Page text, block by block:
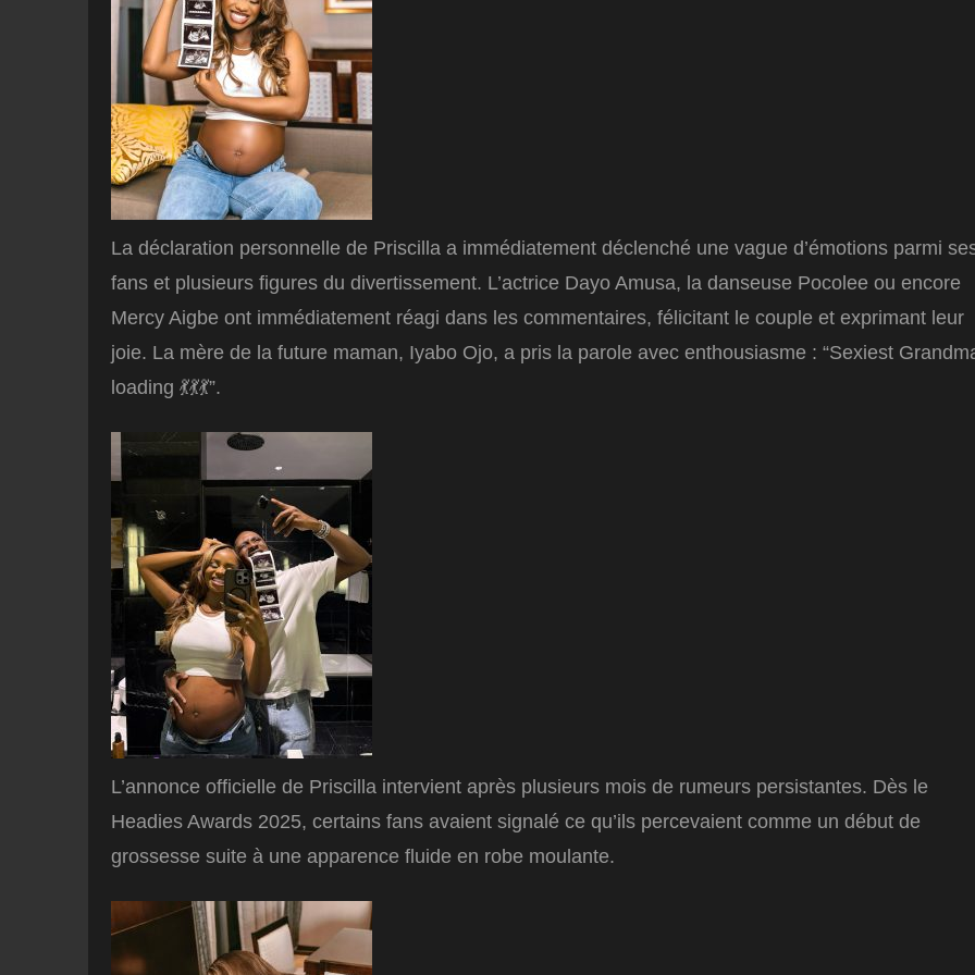
La déclaration personnelle de Priscilla a immédiatement déclenché une vague d’émotions parmi
fans et plusieurs figures du divertissement. L’actrice Dayo Amusa, la danseuse Pocolee ou encore
Mercy Aigbe ont immédiatement réagi dans les commentaires, félicitant le couple et exprimant leur
joie. La mère de la future maman, Iyabo Ojo, a pris la parole avec enthousiasme : “Sexiest
loading 💃💃💃”.
L’annonce officielle de Priscilla intervient après plusieurs mois de rumeurs persistantes. Dès le
Headies Awards 2025, certains fans avaient signalé ce qu’ils percevaient comme un début de
grossesse suite à une apparence fluide en robe moulante.